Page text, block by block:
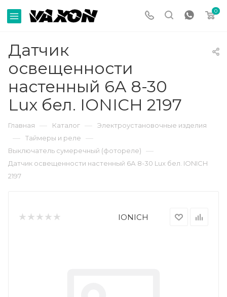
0
Датчик
освещенности
настенный 6А 8-30
Lux бел. IONICH 2197
Главная — Каталог — Электроустановочные изделия
— Таймеры и реле —
Выключатель сумеречный (фотореле) —
Датчик освещенности настенный 6А 8-30 Lux бел. IONICH
2197
IONICH